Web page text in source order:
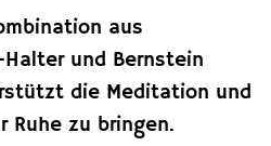
aus
und Bernstein
die Meditation und
Ruhe zu bringen.